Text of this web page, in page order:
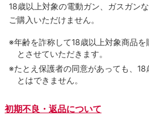
18歳以上対象の電動ガン、ガスガン
ご購入いただけません。
※年齢を詐称して18歳以上対象商品
とさせていただきます。
※たとえ保護者の同意があっても、18
とはできません。
初期不良・返品について